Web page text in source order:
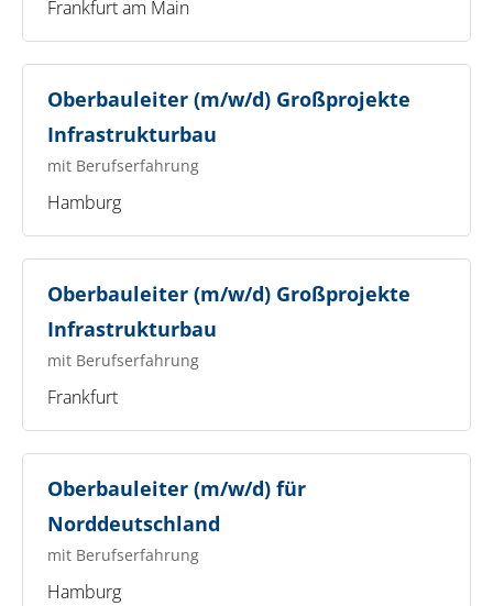
Frankfurt am Main
Oberbauleiter (m/w/d) Großprojekte
Infrastrukturbau
mit Berufserfahrung
Hamburg
Oberbauleiter (m/w/d) Großprojekte
Infrastrukturbau
mit Berufserfahrung
Frankfurt
Oberbauleiter (m/w/d) für
Norddeutschland
mit Berufserfahrung
Hamburg